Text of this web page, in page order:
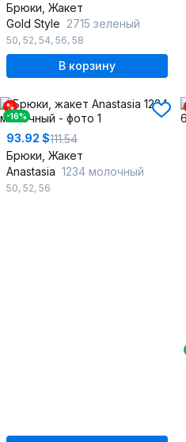
Брюки, Жакет
Gold Style 2715 зеленый
50, 52, 54, 56, 58
В корзину
%
-16%
93.92 $111.54
Брюки, Жакет
Anastasia 1234 молочный
50, 52, 56